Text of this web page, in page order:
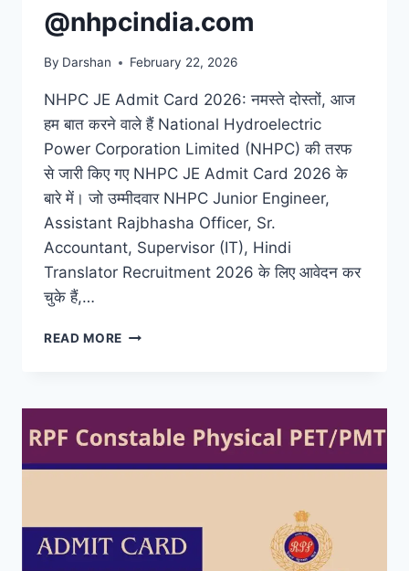
@nhpcindia.com
By Darshan February 22, 2026
NHPC JE Admit Card 2026: नमस्ते दोस्तों, आज
हम बात करने वाले हैं National Hydroelectric
Power Corporation Limited (NHPC) की तरफ
से जारी किए गए NHPC JE Admit Card 2026 के
बारे में। जो उम्मीदवार NHPC Junior Engineer,
Assistant Rajbhasha Officer, Sr.
Accountant, Supervisor (IT), Hindi
Translator Recruitment 2026 के लिए आवेदन कर
चुके हैं,…
READ MORE NHPC
2026
OUT,
EXAM
DATE,
DOWNLOAD
@NHPCINDIA.COM